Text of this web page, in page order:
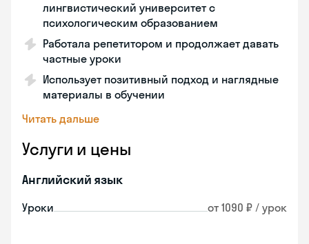
лингвистический университет с
психологическим образованием
Работала репетитором и продолжает давать
частные уроки
Использует позитивный подход и наглядные
материалы в обучении
Читать дальше
Услуги и цены
Английский язык
Уроки от 1090 ₽ / урок